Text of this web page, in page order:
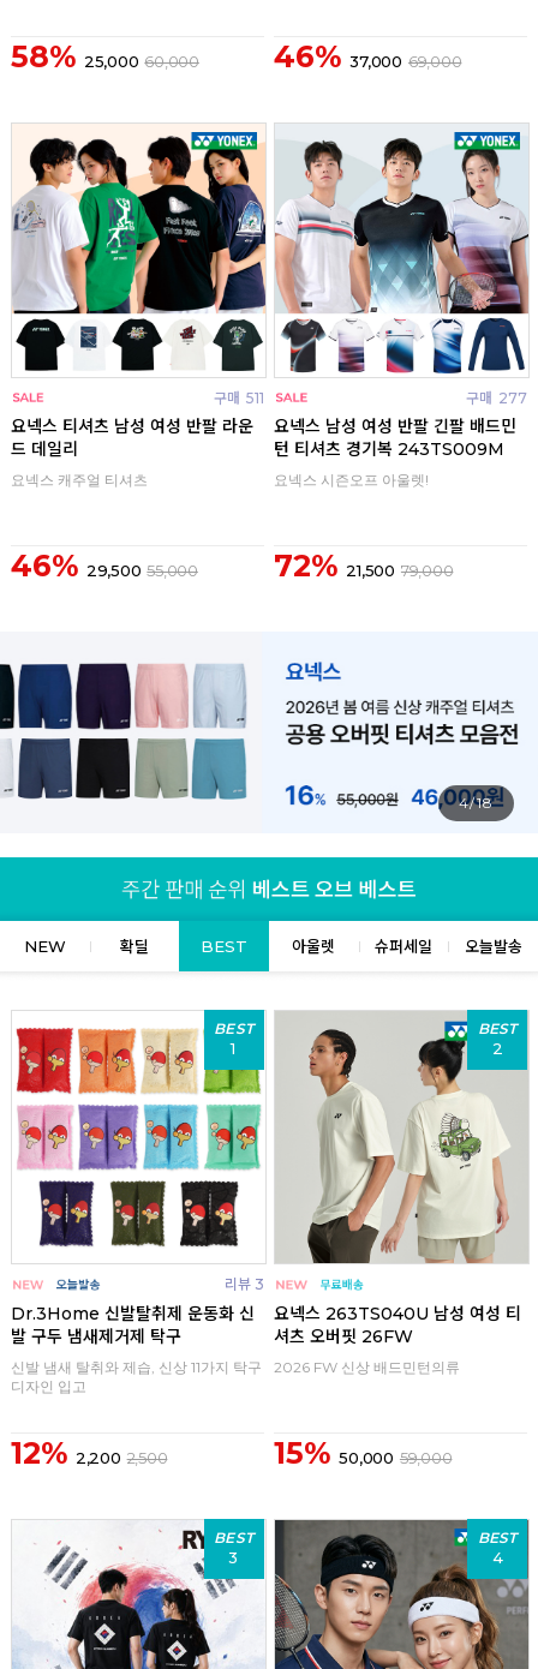
58% 25,000 60,000 46% 37,000 69,000
구매 511
요넥스 티셔츠 남성 여성 반팔 라운
드 데일리
요넥스 캐주얼 티셔츠
46% 29,500 55,000
구매 277
요넥스 남성 여성 반팔 긴팔 배드민
턴 티셔츠 경기복 243TS009M
요넥스 시즌오프 아울렛!
72% 21,500 79,000
4/18
NEW 확딜 BEST 아울렛 슈퍼세일 오늘발송
BEST
1
리뷰 3
Dr.3Home 신발탈취제 운동화 신
발 구두 냄새제거제 탁구
신발 냄새 탈취와 제습, 신상 11가지 탁구
디자인 입고
12% 2,200 2,500
BEST
2
요넥스 263TS040U 남성 여성 티
셔츠 오버핏 26FW
2026 FW 신상 배드민턴의류
15% 50,000 59,000
BEST
3
BEST
4